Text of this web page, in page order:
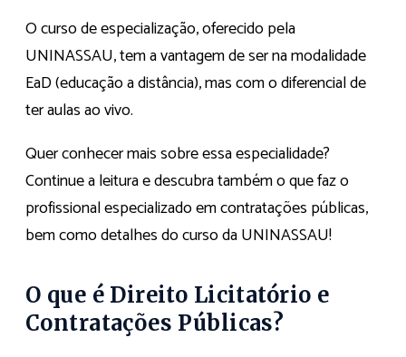
O curso de especialização, oferecido pela
UNINASSAU, tem a vantagem de ser na modalidade
EaD (educação a distância), mas com o diferencial de
ter aulas ao vivo.
Quer conhecer mais sobre essa especialidade?
Continue a leitura e descubra também o que faz o
profissional especializado em contratações públicas,
bem como detalhes do curso da UNINASSAU!
O que é Direito Licitatório e
Contratações Públicas?